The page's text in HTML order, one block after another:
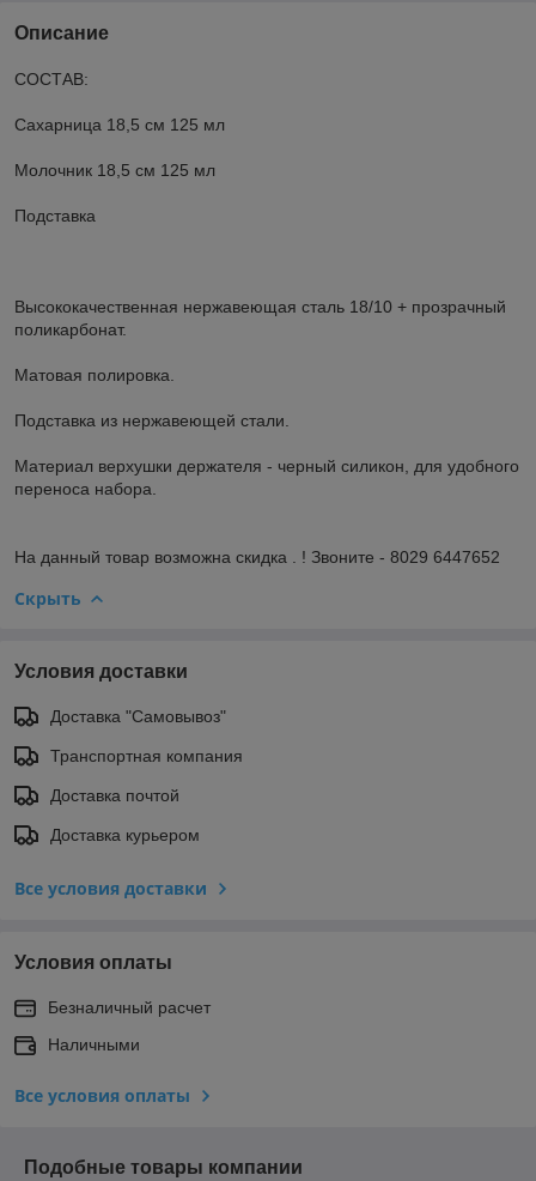
Описание
СОСТАВ:
Сахарница 18,5 см 125 мл
Молочник 18,5 см 125 мл
Подставка
Высококачественная нержавеющая сталь 18/10 + прозрачный
поликарбонат.
Матовая полировка.
Подставка из нержавеющей стали.
Материал верхушки держателя - черный силикон, для удобного
переноса набора.
На данный товар возможна скидка . ! Звоните - 8029 6447652
Скрыть
Условия доставки
Доставка "Самовывоз"
Транспортная компания
Доставка почтой
Доставка курьером
Все условия доставки
Условия оплаты
Безналичный расчет
Наличными
Все условия оплаты
Подобные товары компании